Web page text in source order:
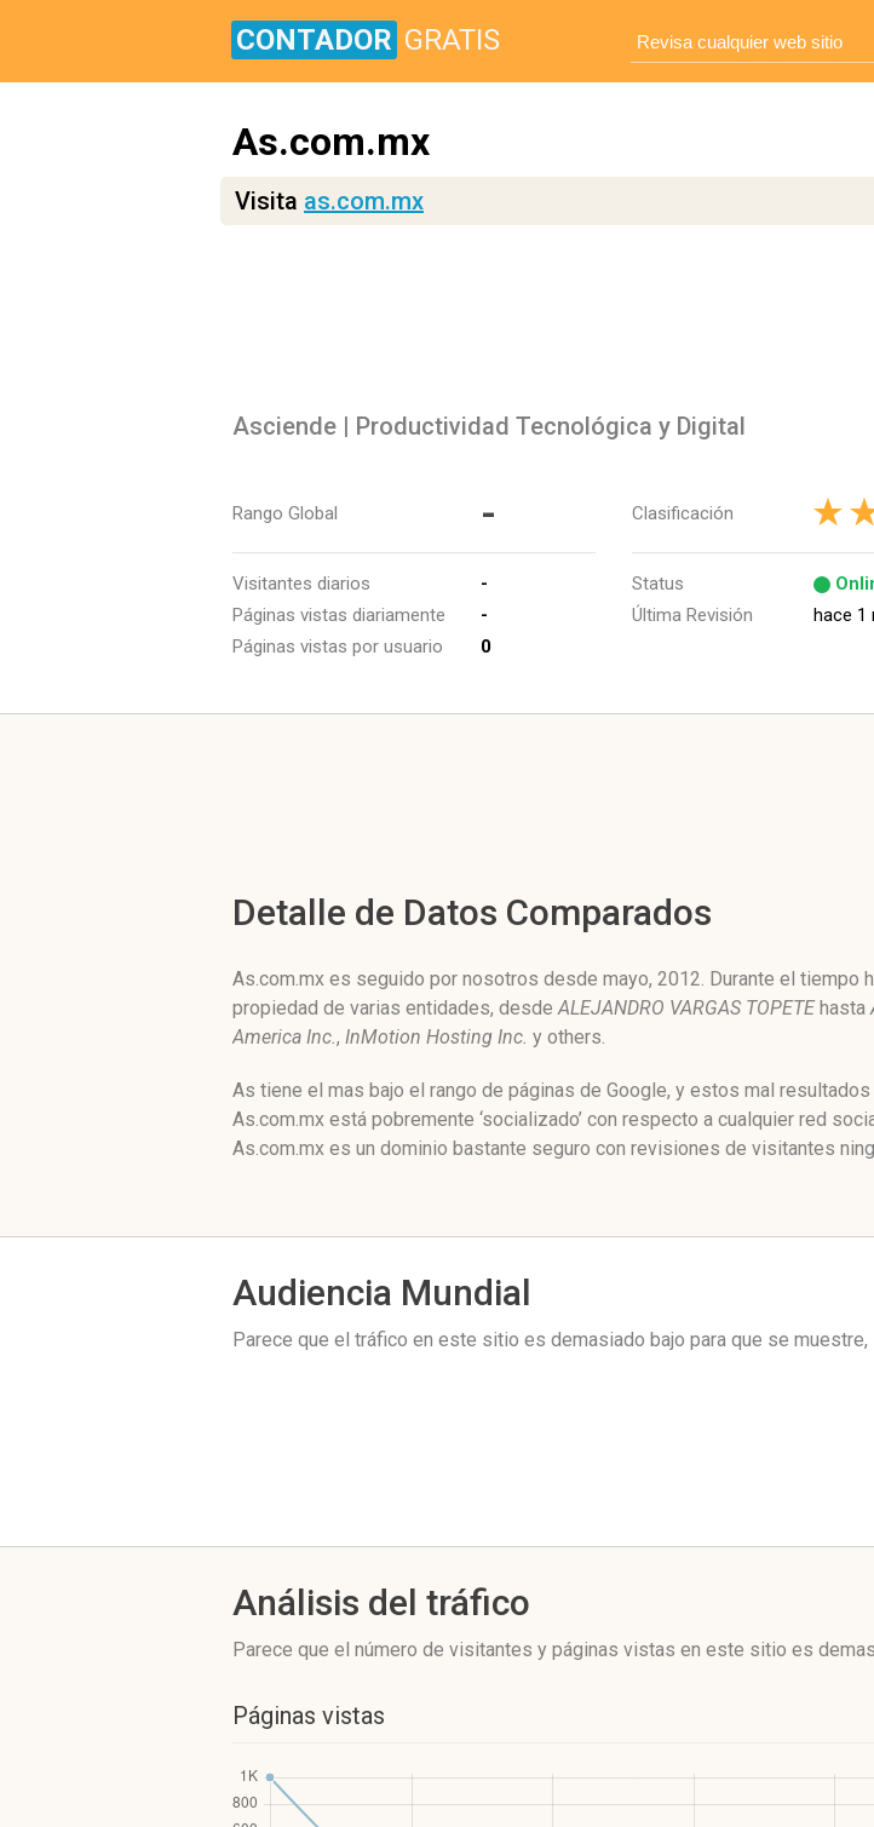
CONTADOR GRATIS
As.com.mx
Visita as.com.mx
Asciende | Productividad Tecnológica y Digital
Rango Global -
Visitantes diarios
-
Páginas vistas diariamente
-
Páginas vistas por usuario
0
Clasificación
Status
Última Revisión
hace 1
Detalle de Datos Comparados
As.com.mx es seguido por nosotros desde mayo, 2012. Durante el tiempo
propiedad de varias entidades, desdeALEJANDRO VARGAS TOPETEhasta
America Inc., InMotion Hosting Inc. y others.
As tiene el mas bajo el rango de páginas de Google, y estos mal
As.com.mx está pobremente ‘socializado’ con respecto a cualquier red
As.com.mx es un dominio bastante seguro con revisiones de visitantes
Audiencia Mundial
Parece que el tráfico en este sitio es demasiado bajo para que se muestre,
Análisis del tráfico
Parece que el número de visitantes y páginas vistas en este sitio es
Páginas vistas